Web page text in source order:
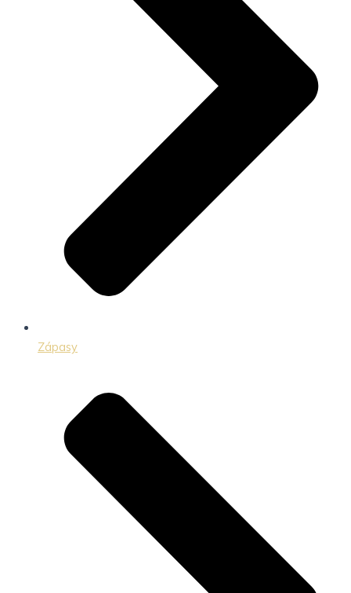
Zápasy